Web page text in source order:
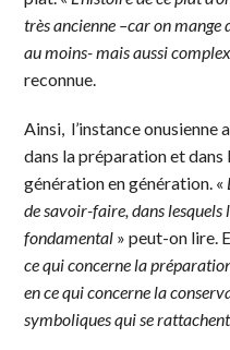
très ancienne –car on mange
au moins- mais aussi
reconnue.
Ainsi, l’instance onusienne
dans la préparation et
génération en génération. «
de savoir-faire, dans
fondamental » peut-on lire.
ce qui concerne la
en ce qui concerne la
symboliques qui se